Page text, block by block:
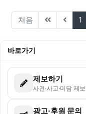
처음 1
바로가기
제보하기
사건·사고·미담 제보
광고·후원 문의